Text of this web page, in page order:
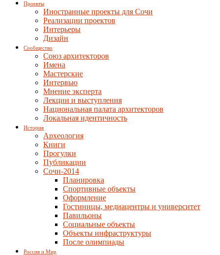
Проекты
Иностранные проекты для Сочи
Реализации проектов
Интерьеры
Дизайн
Сообщество
Союз архитекторов
Имена
Мастерские
Интервью
Мнение эксперта
Лекции и выступления
Национальная палата архитекторов
Локальная идентичность
История
Археология
Книги
Прогулки
Публикации
Сочи-2014
Планировка
Спортивные объекты
Оформление
Гостиницы, медиацентры и университет
Павильоны
Социальные объекты
Объекты инфраструктуры
После олимпиады
Россия и Мир